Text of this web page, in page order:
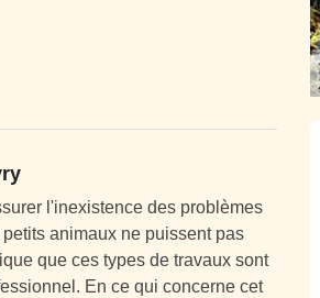
l'inexistence des problèmes
animaux ne puissent pas
que ces types de travaux sont
En ce qui concerne cet